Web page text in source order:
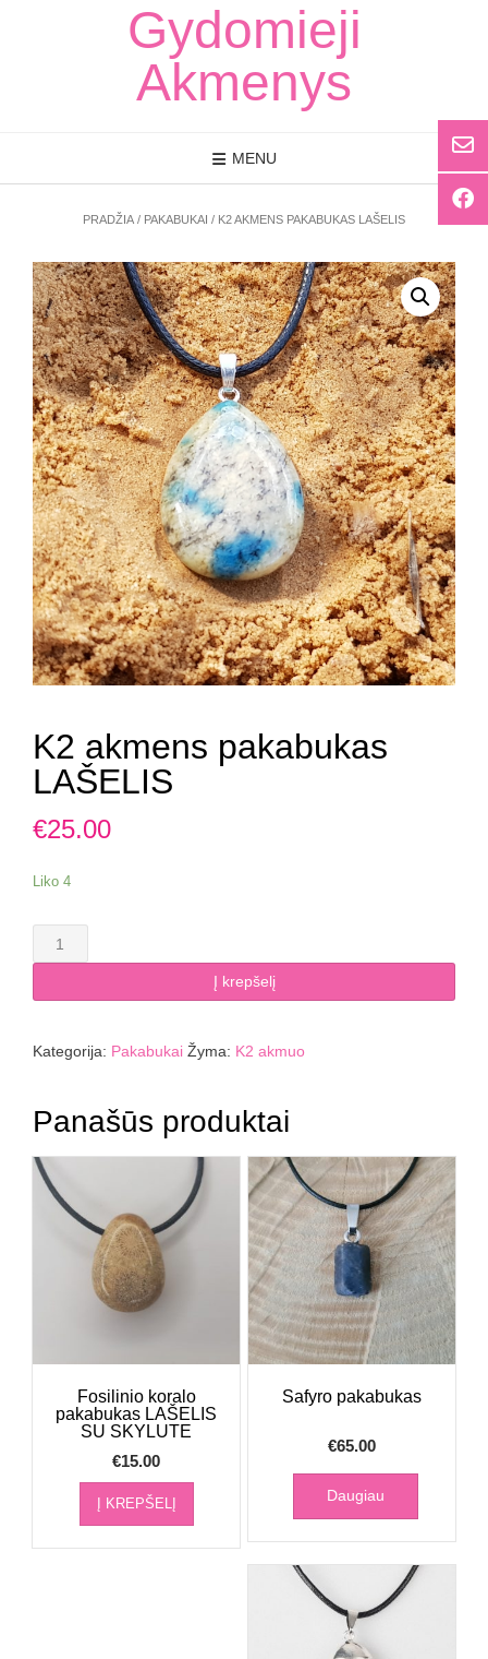
Gydomieji
Akmenys
MENU
PRADŽIA / PAKABUKAI / K2 AKMENS PAKABUKAS LAŠELIS
K2 akmens pakabukas
LAŠELIS
€25.00
Liko 4
akmens
LAŠELIS
Į krepšelį
Kategorija: Pakabukai Žyma: K2 akmuo
Panašūs produktai
Fosilinio koralo
pakabukas LAŠELIS
SU SKYLUTE
€15.00
Į KREPŠELĮ
Safyro pakabukas
€65.00
Daugiau